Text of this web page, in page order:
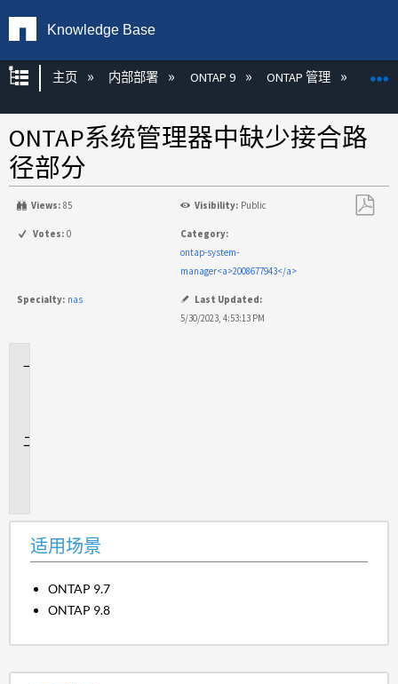
Knowledge Base
扩展/隐缩全局层次
主页 内部部署 ONTAP 9 ONTAP 管理
ONTAP系统管理器中缺少接合路
径部分
Views: 85 Visibility: Public
Votes: 0
Category:
ontap-system-
manager<a>2008677943</a>
Specialty: nas
Last Updated:
5/30/2023, 4:53:13 PM
适用场景
ONTAP 9.7
ONTAP 9.8